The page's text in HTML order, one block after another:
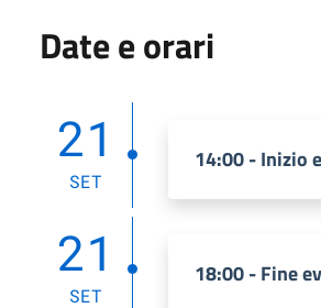
Date e orari
21
SET
14:00 - Inizio
21
SET
18:00 - Fine